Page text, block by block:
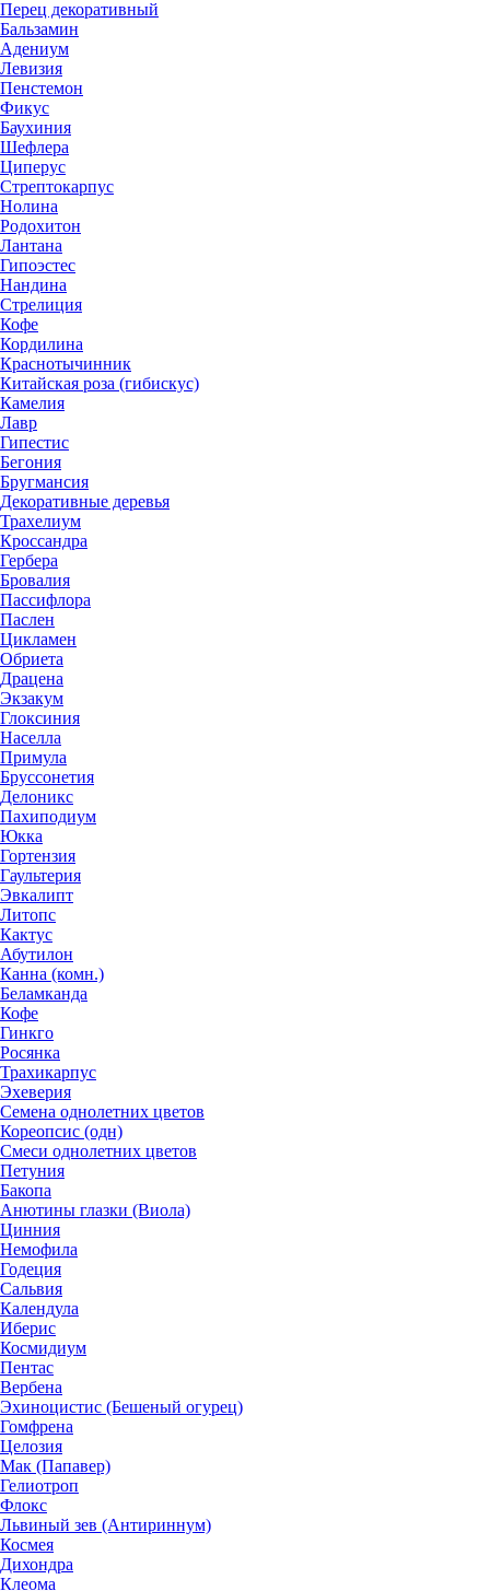
Перец декоративный
Бальзамин
Адениум
Левизия
Пенстемон
Фикус
Баухиния
Шефлера
Циперус
Стрептокарпус
Нолина
Родохитон
Лантана
Гипоэстес
Нандина
Стрелиция
Кофе
Кордилина
Краснотычинник
Китайская роза (гибискус)
Камелия
Лавр
Гипестис
Бегония
Бругмансия
Декоративные деревья
Трахелиум
Кроссандра
Гербера
Бровалия
Пассифлора
Паслен
Цикламен
Обриета
Драцена
Экзакум
Глоксиния
Населла
Примула
Бруссонетия
Делоникс
Пахиподиум
Юкка
Гортензия
Гаультерия
Эвкалипт
Литопс
Кактус
Абутилон
Канна (комн.)
Беламканда
Кофе
Гинкго
Росянка
Трахикарпус
Эхеверия
Семена однолетних цветов
Кореопсис (одн)
Смеси однолетних цветов
Петуния
Бакопа
Анютины глазки (Виола)
Цинния
Немофила
Годеция
Сальвия
Календула
Иберис
Космидиум
Пентас
Вербена
Эхиноцистис (Бешеный огурец)
Гомфрена
Целозия
Мак (Папавер)
Гелиотроп
Флокс
Львиный зев (Антириннум)
Космея
Дихондра
Клеома